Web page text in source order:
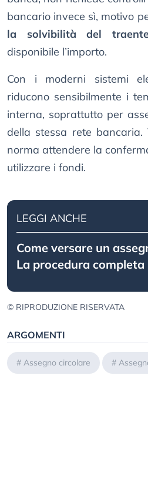
bancario invece sì, motivo
la solvibilità del
disponibile l’importo.
Con i moderni sistemi
riducono sensibilmente i
interna, soprattutto per
della stessa rete bancaria.
norma attendere la
utilizzare i fondi.
LEGGI ANCHE
Come versare un
La procedura completa
© RIPRODUZIONE RISERVATA
ARGOMENTI
# Assegno circolare #